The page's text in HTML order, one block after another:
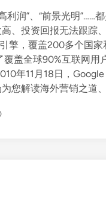
利润”、“前景光明
、投资回报无法跟踪
擎，覆盖200多个国
盖全球90%互联网
年11月18日，
您解读海外营销之道